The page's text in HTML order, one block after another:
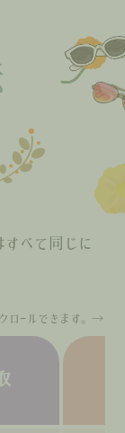
べて同じに
ロールできます。→